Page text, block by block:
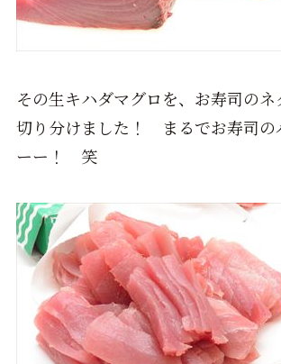
その生キハダマグロを、お寿司の
切り分けました！ まるでお寿司の
ーー！ 笑